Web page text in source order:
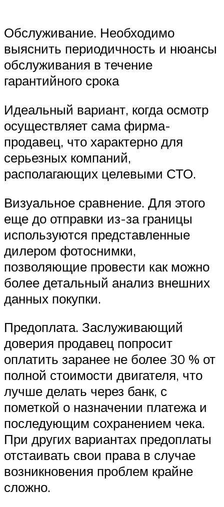
Обслуживание. Необходимо
выяснить периодичность и нюансы
обслуживания в течение
гарантийного срока
Идеальный вариант, когда осмотр
осуществляет сама фирма-
продавец, что характерно для
серьезных компаний,
располагающих целевыми СТО.
Визуальное сравнение. Для этого
еще до отправки из-за границы
используются представленные
дилером фотоснимки,
позволяющие провести как можно
более детальный анализ внешних
данных покупки.
Предоплата. Заслуживающий
доверия продавец попросит
оплатить заранее не более 30 % от
полной стоимости двигателя, что
лучше делать через банк, с
пометкой о назначении платежа и
последующим сохранением чека.
При других вариантах предоплаты
отстаивать свои права в случае
возникновения проблем крайне
сложно.